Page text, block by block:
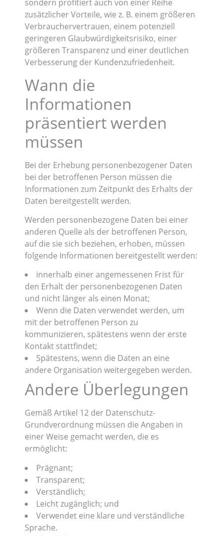
sondern profitiert auch von einer Reihe
zusätzlicher Vorteile, wie z. B. einem größeren
Verbrauchervertrauen, einem potenziell
geringeren Glaubwürdigkeitsrisiko, einer
größeren Transparenz und einer deutlichen
Verbesserung der Kundenzufriedenheit.
Wann die
Informationen
präsentiert werden
müssen
Bei der Erhebung personenbezogener Daten
bei der betroffenen Person müssen die
Informationen zum Zeitpunkt des Erhalts der
Daten bereitgestellt werden.
Werden personenbezogene Daten bei einer
anderen Quelle als der betroffenen Person,
auf die sie sich beziehen, erhoben, müssen
folgende Informationen bereitgestellt werden:
innerhalb einer angemessenen Frist für
den Erhalt der personenbezogenen Daten
und nicht länger als einen Monat;
Wenn die Daten verwendet werden, um
mit der betroffenen Person zu
kommunizieren, spätestens wenn der erste
Kontakt stattfindet;
Spätestens, wenn die Daten an eine
andere Organisation weitergegeben werden.
Andere Überlegungen
Gemäß Artikel 12 der Datenschutz-
Grundverordnung müssen die Angaben in
einer Weise gemacht werden, die es
ermöglicht:
Prägnant;
Transparent;
Verständlich;
Leicht zugänglich; und
Verwendet eine klare und verständliche
Sprache.